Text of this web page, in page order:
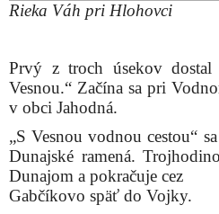
Rieka Váh pri Hlohovci
Prvý z troch úsekov
Vesnou.“ Začína sa pri
v obci Jahodná.
„S Vesnou vodnou cestou“
Dunajské ramená.
Dunajom a pokračuje cez
Gabčíkovo späť do Vojky.